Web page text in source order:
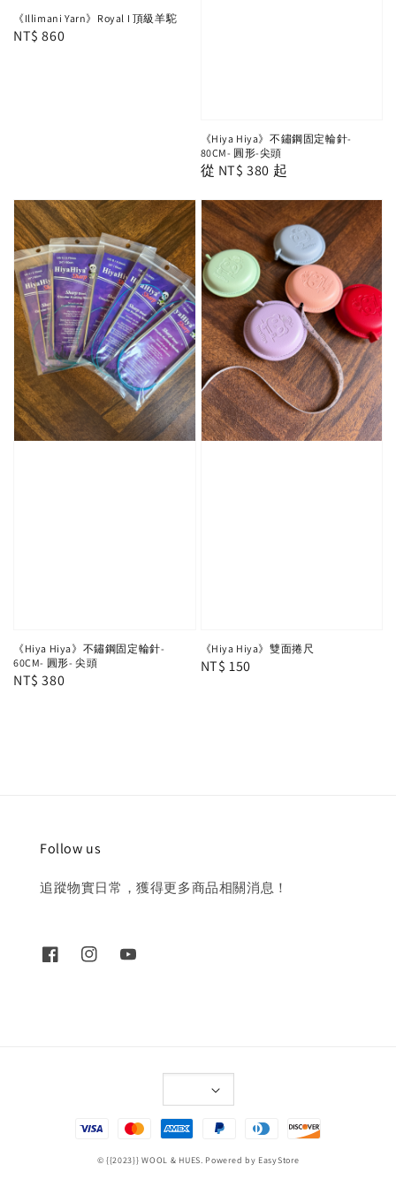
《Illimani Yarn》Royal I 頂級羊駝
Regular
NT$ 860
《Hiya Hiya》不鏽鋼固定輪針-
80CM- 圓形-尖頭
Regular
從 NT$ 380 起
《Hiya Hiya》不鏽鋼固定輪針-
60CM- 圓形- 尖頭
Regular
NT$ 380
《Hiya Hiya》雙面捲尺
Regular
NT$ 150
Follow us
追蹤物實日常，獲得更多商品相關消息！
© {{2023}} WOOL & HUES. Powered by EasyStore